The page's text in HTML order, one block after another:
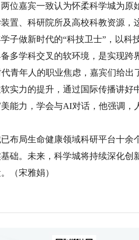
嘉宾一致认为怀柔科学城为原
置、科研院所及高校科教资源，
子做新时代的“科技卫士”，以科
多学科交叉的软环境，是实现跨
年人的职业焦虑，嘉宾们给出
实力的提升，通过国际传播讲
能力，学会与AI对话，他强调
局生命健康领域科研平台十余
础。未来，科学城将持续深化创
（宋雅娟）